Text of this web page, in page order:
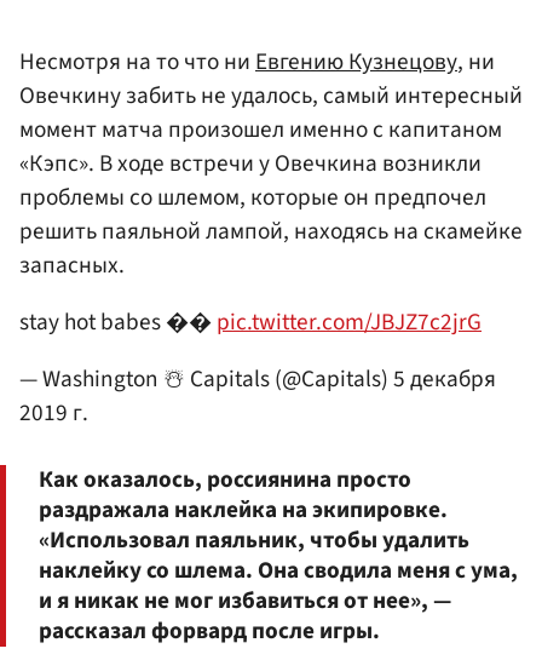
Несмотря на то что ниЕвгению Кузнецову, ни
Овечкину забить не удалось, самый интересный
момент матча произошел именно с капитаном
«Кэпс». В ходе встречи у Овечкина возникли
проблемы со шлемом, которые он предпочел
решить паяльной лампой, находясь на скамейке
запасных.
stay hot babes ��pic.twitter.com/JBJZ7c2jrG
— Washington ☃️ Capitals (@Capitals)5 декабря
2019 г.
Как оказалось, россиянина просто
раздражала наклейка на экипировке.
«Использовал паяльник, чтобы удалить
наклейку со шлема. Она сводила меня с ума,
и я никак не мог избавиться от нее», —
рассказал форвард после игры.